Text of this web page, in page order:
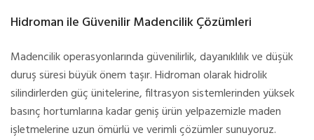
Hidroman ile Güvenilir Madencilik Çözümleri
Madencilik operasyonlarında güvenilirlik, dayanıklılık ve düşük
duruş süresi büyük önem taşır. Hidroman olarak hidrolik
silindirlerden güç ünitelerine, filtrasyon sistemlerinden yüksek
basınç hortumlarına kadar geniş ürün yelpazemizle maden
işletmelerine uzun ömürlü ve verimli çözümler sunuyoruz.